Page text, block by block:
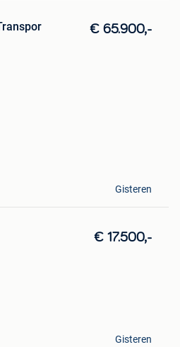
€ 65.900,-
Gisteren
€ 17.500,-
Gisteren